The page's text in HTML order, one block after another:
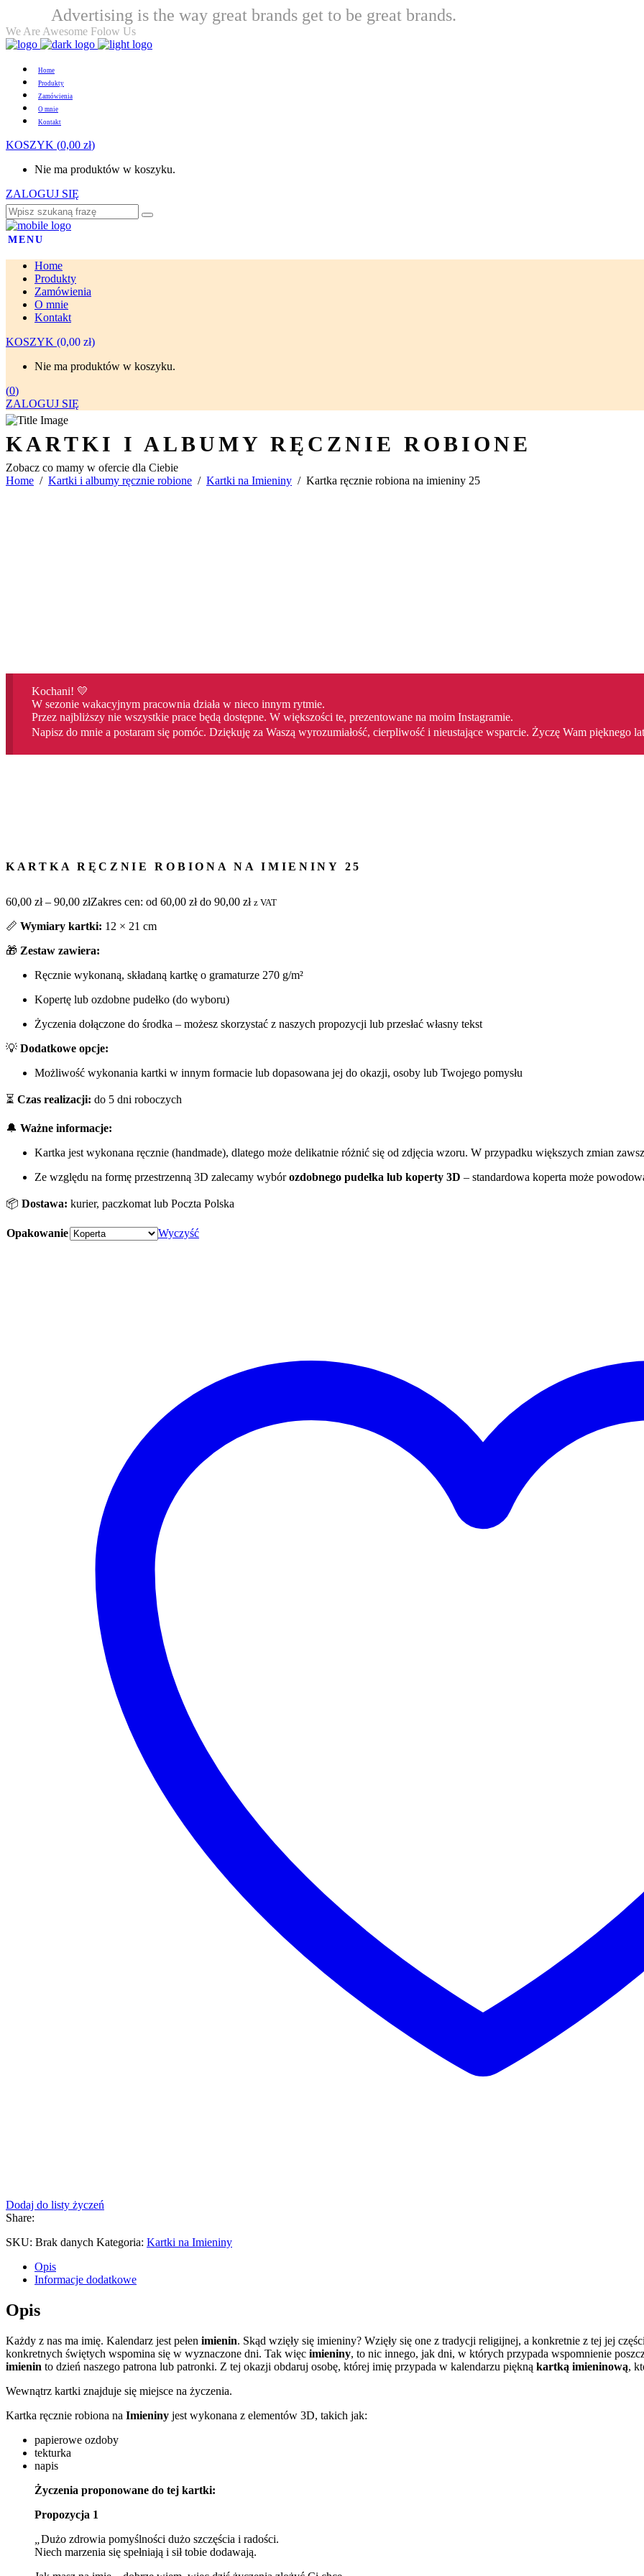
Advertising is the way great brands get to be great brands.
We Are Awesome Folow Us
Home
Produkty
Zamówienia
O mnie
Kontakt
KOSZYK (0,00 zł)
Nie ma produktów w koszyku.
ZALOGUJ SIĘ
MENU
Home
Produkty
Zamówienia
O mnie
Kontakt
KOSZYK (0,00 zł)
Nie ma produktów w koszyku.
(0)
ZALOGUJ SIĘ
KARTKI I ALBUMY RĘCZNIE ROBIONE
Zobacz co mamy w ofercie dla Ciebie
Home / Kartki i albumy ręcznie robione / Kartki na Imieniny / Kartka ręcznie robiona na imieniny 25
Kochani! 💛
W sezonie wakacyjnym pracownia działa w nieco innym rytmie.
Przez najbliższy nie wszystkie prace będą dostępne. W większości te, prezentowane na moim Instagramie.
Napisz do mnie a postaram się pomóc. Dziękuję za Waszą wyrozumiałość, cierpliwość i nieustające wsparcie. Życzę Wam pięknego
KARTKA RĘCZNIE ROBIONA NA IMIENINY 25
60,00 zł – 90,00 złZakres cen: od 60,00 zł do 90,00 zł z VAT
📏 Wymiary kartki: 12 × 21 cm
🎁 Zestaw zawiera:
Ręcznie wykonaną, składaną kartkę o gramaturze 270 g/m²
Kopertę lub ozdobne pudełko (do wyboru)
Życzenia dołączone do środka – możesz skorzystać z naszych propozycji lub przesłać własny tekst
💡 Dodatkowe opcje:
Możliwość wykonania kartki w innym formacie lub dopasowana jej do okazji, osoby lub Twojego pomysłu
⏳ Czas realizacji: do 5 dni roboczych
🔔 Ważne informacje:
Kartka jest wykonana ręcznie (handmade), dlatego może delikatnie różnić się od zdjęcia wzoru. W przypadku większych zmian
Ze względu na formę przestrzenną 3D zalecamy wybórozdobnego pudełka lub koperty 3D – standardowa koperta może
📦 Dostawa: kurier, paczkomat lub Poczta Polska
Opakowanie Wyczyść
Dodaj do listy życzeń
Share:
SKU: Brak danych Kategoria: Kartki na Imieniny
Opis
Informacje dodatkowe
Opis
Każdy z nas ma imię. Kalendarz jest pełen imienin. Skąd wzięły się imieniny? Wzięły się one z tradycji religijnej, a konkretnie z tej jej
konkretnych świętych wspomina się w wyznaczone dni. Tak więc imieniny, to nic innego, jak dni, w których przypada wspomnienie
imienin to dzień naszego patrona lub patronki. Z tej okazji obdaruj osobę, której imię przypada w kalendarzu piękną kartką imieninową,
Wewnątrz kartki znajduje się miejsce na życzenia.
Kartka ręcznie robiona na Imieniny jest wykonana z elementów 3D, takich jak:
papierowe ozdoby
tekturka
napis
Życzenia proponowane do tej kartki:
Propozycja 1
Dużo zdrowia pomyślności dużo szczęścia i radości.
Niech marzenia się spełniają i sił tobie dodawają.